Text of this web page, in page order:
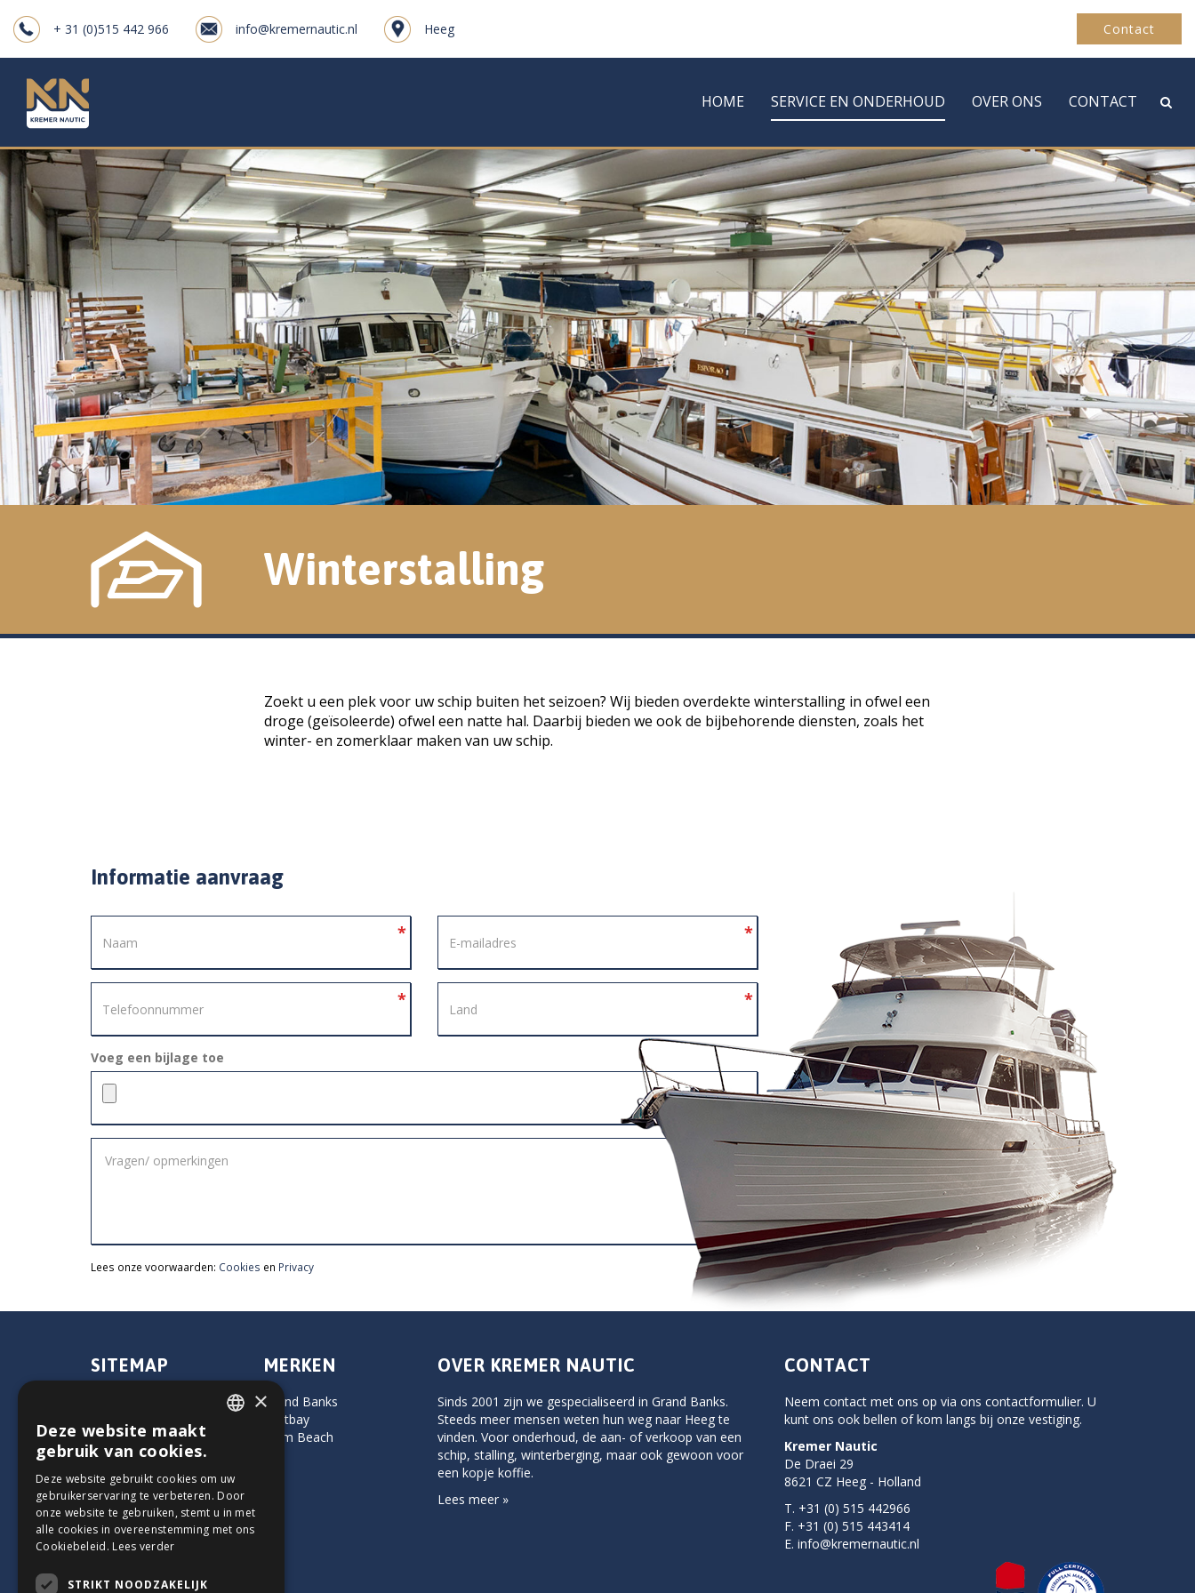
+ 31 (0)515 442 966 info@kremernautic.nl Heeg Contact
HOME SERVICE EN ONDERHOUD OVER ONS CONTACT
Winterstalling
Zoekt u een plek voor uw schip buiten het seizoen? Wij bieden overdekte winterstalling in ofwel een
droge (geïsoleerde) ofwel een natte hal. Daarbij bieden we ook de bijbehorende diensten, zoals het
winter- en zomerklaar maken van uw schip.
Informatie aanvraag
* *
* *
Voeg een bijlage toe
*
Lees onze voorwaarden: Cookies en Privacy
SITEMAP
Over ons
Contact
MERKEN
Grand Banks
Eastbay
Palm Beach
OVER KREMER NAUTIC
Sinds 2001 zijn we gespecialiseerd in Grand Banks.
Steeds meer mensen weten hun weg naar Heeg te
vinden. Voor onderhoud, de aan- of verkoop van een
schip, stalling, winterberging, maar ook gewoon voor
een kopje koffie.
Lees meer »
CONTACT
Neem contact met ons op via ons contactformulier. U
kunt ons ook bellen of kom langs bij onze vestiging.
Kremer Nautic
De Draei 29
8621 CZ Heeg - Holland
T. +31 (0) 515 442966
F. +31 (0) 515 443414
E. info@kremernautic.nl
ENGLISH
×
Deze website maakt
gebruik van cookies.
Deze website gebruikt cookies om uw
gebruikerservaring te verbeteren. Door
onze website te gebruiken, stemt u in met
alle cookies in overeenstemming met ons
Cookiebeleid. Lees verder
STRIKT NOODZAKELIJK